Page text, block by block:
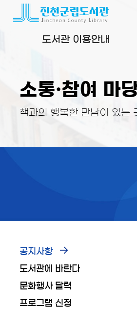
도서관 이용안내
소통·참여 마
책과의 행복한 만남이 있는
공지사항
도서관에 바란다
문화행사 달력
프로그램 신청